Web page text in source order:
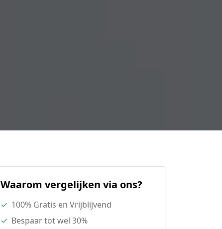
Waarom vergelijken via ons?
✓ 100% Gratis en Vrijblijvend
✓ Bespaar tot wel 30%